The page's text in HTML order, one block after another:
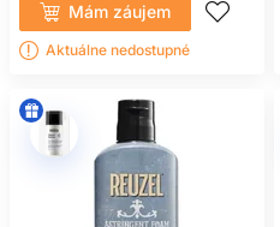
Mám záujem
Aktuálne nedostupné